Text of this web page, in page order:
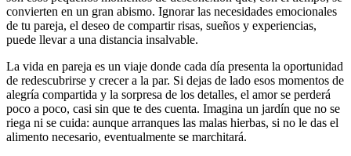
convierten en un gran abismo. Ignorar las necesidades emocionales
de tu pareja, el deseo de compartir risas, sueños y experiencias,
puede llevar a una distancia insalvable.
La vida en pareja es un viaje donde cada día presenta la oportunidad
de redescubrirse y crecer a la par. Si dejas de lado esos momentos de
alegría compartida y la sorpresa de los detalles, el amor se perderá
poco a poco, casi sin que te des cuenta. Imagina un jardín que no se
riega ni se cuida: aunque arranques las malas hierbas, si no le das el
alimento necesario, eventualmente se marchitará.